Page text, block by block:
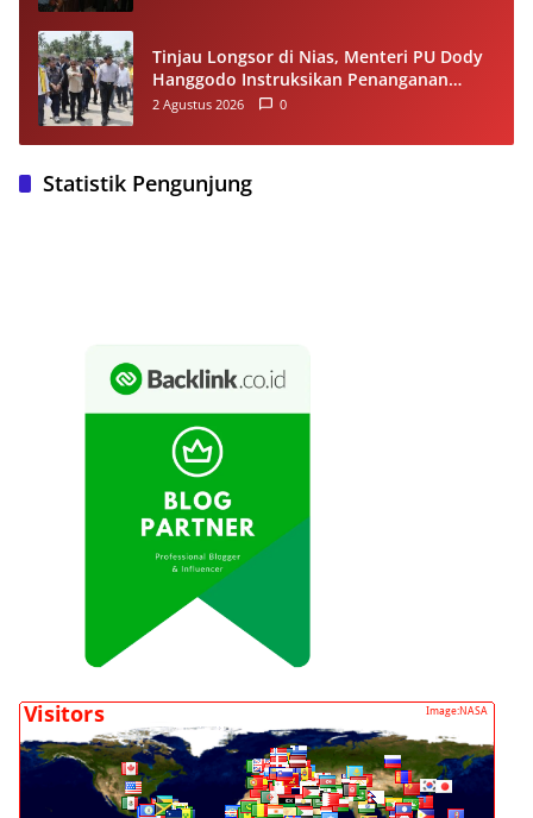
Tinjau Longsor di Nias, Menteri PU Dody
Hanggodo Instruksikan Penanganan
Komprehensif agar Kerusakan Tak
2 Agustus 2026 0
Statistik Pengunjung